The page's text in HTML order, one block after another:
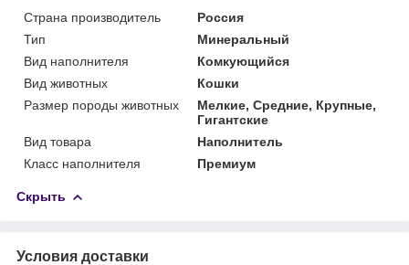
Страна производитель
Россия
Тип
Минеральный
Вид наполнителя
Комкующийся
Вид животных
Кошки
Размер породы животных
Мелкие, Средние, Крупные,
Гигантские
Вид товара
Наполнитель
Класс наполнителя
Премиум
Скрыть
Условия доставки